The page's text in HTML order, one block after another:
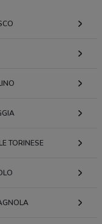
TORINESE